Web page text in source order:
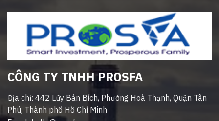
CÔNG TY TNHH PROSFA
Địa chỉ: 442 Lũy Bán Bích, Phường Hoà Thạnh, Quận Tân
Phú, Thành phố Hồ Chí Minh